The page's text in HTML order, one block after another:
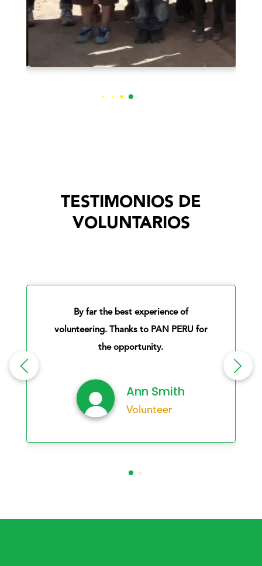
TESTIMONIOS DE
VOLUNTARIOS
By far the best experience of
volunteering. Thanks to PAN PERU for
the opportunity.
Ann Smith
Volunteer